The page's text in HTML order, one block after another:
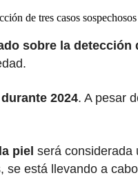
de tres casos
sobre la
2024. A pesar
piel será considerada
se está llevando a